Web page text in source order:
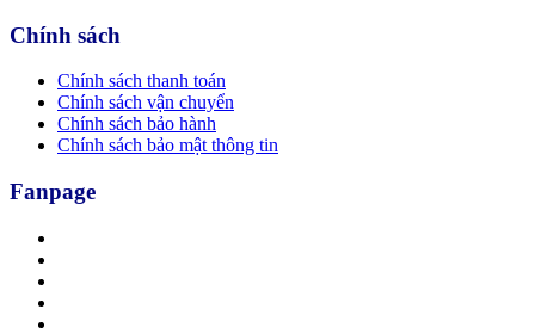
Chính sách
Chính sách thanh toán
Chính sách vận chuyển
Chính sách bảo hành
Chính sách bảo mật thông tin
Fanpage